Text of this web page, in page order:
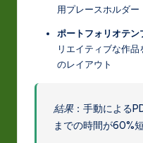
用プレースホルダー
ポートフォリオテン
リエイティブな作
のレイアウト
結果：手動による
までの時間が60%